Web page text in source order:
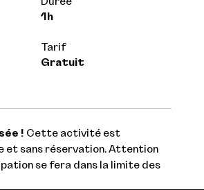
1h
Tarif
Gratuit
! Cette activité est
et sans réservation. Attention
se fera dans la limite des